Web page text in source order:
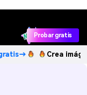
Probar gratis
Crea imágenes IA